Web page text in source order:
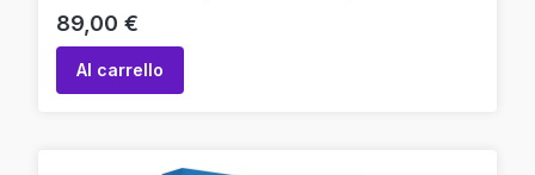
online / codice prodotto
Prezzo
89,00 €
Al carrello